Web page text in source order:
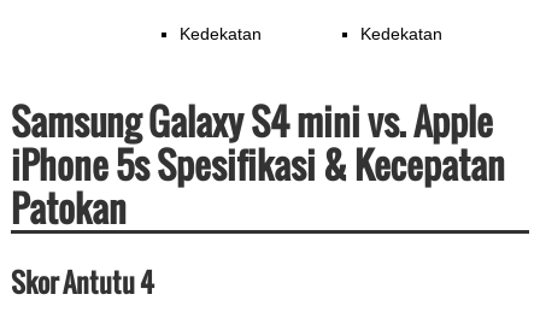
Kedekatan Kedekatan
Samsung Galaxy S4 mini vs. Apple
iPhone 5s Spesifikasi & Kecepatan
Patokan
Skor Antutu 4